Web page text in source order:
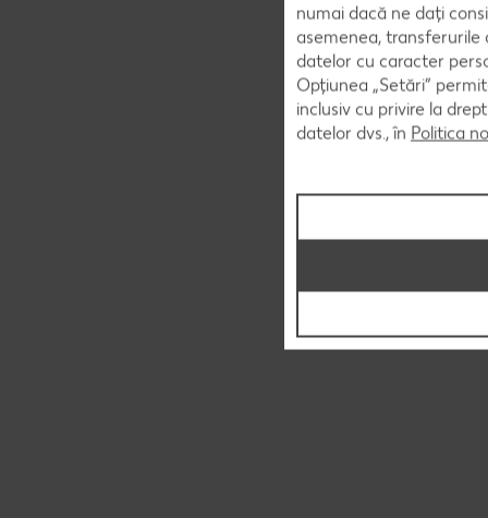
numai dacă ne dați
asemenea,
datelor cu caracter
Opțiunea „Setări”
inclusiv cu privire la
datelor dvs., în Politica